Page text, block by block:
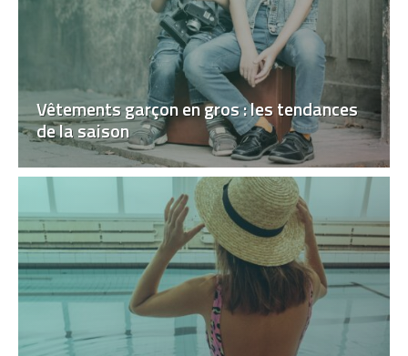
Vêtements garçon en gros : les tendances
de la saison